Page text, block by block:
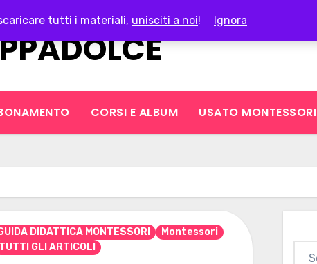
tutti i materiali, unisciti a noi! Ignora
CORSI E ALBUM USATO MONTESSORI
DIDATTICA MONTESSORI
Montessori
TUTTI GLI ARTICOLI